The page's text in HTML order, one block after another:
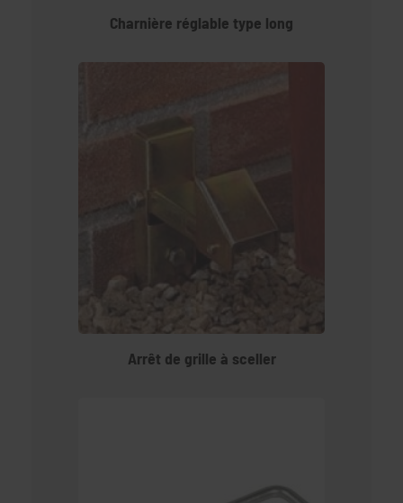
Charnière réglable type long
Arrêt de grille à sceller